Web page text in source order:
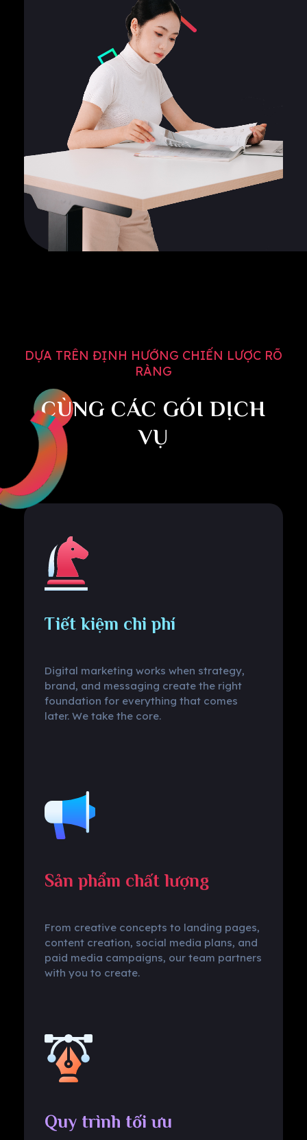
DỰA TRÊN ĐỊNH HƯỚNG CHIẾN LƯỢC RÕ
RÀNG
CÙNG CÁC GÓI DỊCH
VỤ
Tiết kiệm chi phí
Digital marketing works when strategy,
brand, and messaging create the right
foundation for everything that comes
later. We take the core.
Sản phẩm chất lượng
From creative concepts to landing pages,
content creation, social media plans, and
paid media campaigns, our team partners
with you to create.
Quy trình tối ưu